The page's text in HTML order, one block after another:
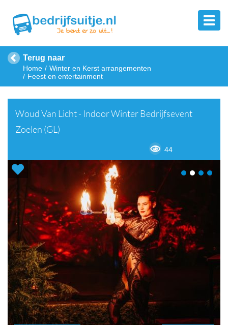
Terug naar
Home
Winter en Kerst arrangementen
Feest en entertainment
44
Woud Van Licht - Indoor Winter Bedrijfsevent
Zoelen (GL)